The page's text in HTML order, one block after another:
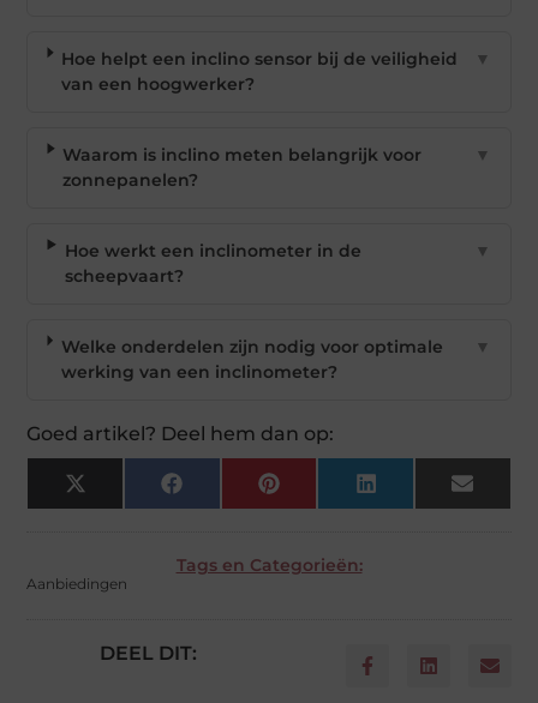
Hoe helpt een inclino sensor bij de veiligheid
van een hoogwerker?
▼
Waarom is inclino meten belangrijk voor
zonnepanelen?
▼
Hoe werkt een inclinometer in de
scheepvaart?
▼
Welke onderdelen zijn nodig voor optimale
werking van een inclinometer?
▼
Goed artikel? Deel hem dan op:
X
(Twitter)
Facebook Pinterest LinkedIn Email
Tags en Categorieën:
Aanbiedingen
DEEL DIT: